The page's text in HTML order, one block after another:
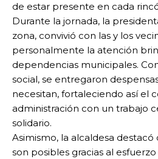
de estar presente en cada
Durante la jornada, la
zona, convivió con las y los
personalmente la atención
dependencias municipales.
social, se entregaron
necesitan, fortaleciendo así el
administración con un trabajo
solidario.
Asimismo, la alcaldesa
son posibles gracias al